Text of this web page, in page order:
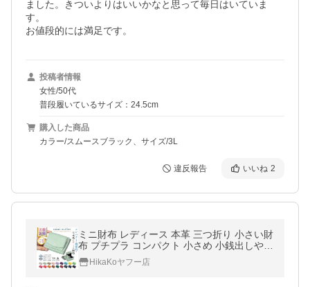
ました。きついよりはいいかなと思って毎日はいていま
す。
お値段的には満足です。
投稿者情報
女性/50代
普段履いているサイズ：24.5cm
購入した商品
カラー/スムースブラック、サイズ/3L
違反報告 いいね 2
ミニ財布 レディース 本革 三つ折り 小さい財
布 プチプラ コンパクト 小さめ 小銭出しやす
い スキミング防止 小銭入れ 大きく開く
HikaKoヤフー店